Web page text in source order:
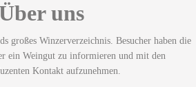
uns
großes Winzerverzeichnis. Besucher haben die
ein Weingut zu informieren und mit den
Kontakt aufzunehmen.